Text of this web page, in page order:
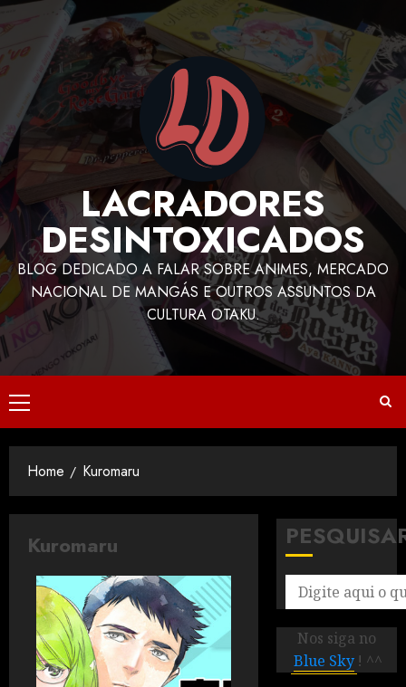
LACRADORES
DESINTOXICADOS
BLOG DEDICADO A FALAR SOBRE ANIMES, MERCADO
NACIONAL DE MANGÁS E OUTROS ASSUNTOS DA
CULTURA OTAKU.
Home Kuromaru
Kuromaru
Nos siga no
Blue Sky ! ^^